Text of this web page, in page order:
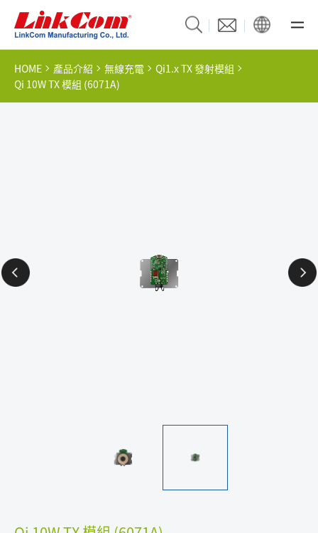
HOME 產品介紹 無線充電
Qi1.x TX 發射模組
Qi 10W TX 模組 (6071A)